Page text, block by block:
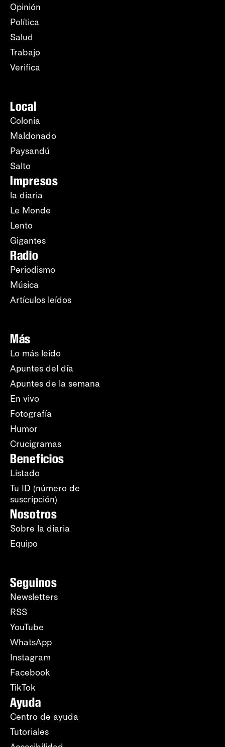
Opinión
Política
Salud
Trabajo
Verifica
Local
Colonia
Maldonado
Paysandú
Salto
Impresos
la diaria
Le Monde
Lento
Gigantes
Radio
Periodismo
Música
Artículos leídos
Más
Lo más leído
Apuntes del día
Apuntes de la semana
En vivo
Fotografía
Humor
Crucigramas
Beneficios
Listado
Tu ID (número de
suscripción)
Nosotros
Sobre la diaria
Equipo
Seguinos
Newsletters
RSS
YouTube
WhatsApp
Instagram
Facebook
TikTok
Ayuda
Centro de ayuda
Tutoriales